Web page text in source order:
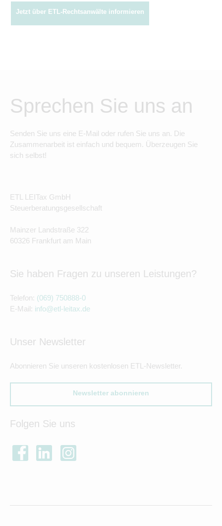
Jetzt über ETL-Rechtsanwälte informieren
Sprechen Sie uns an
Senden Sie uns eine E-Mail oder rufen Sie uns an. Die
Zusammenarbeit ist einfach und bequem. Überzeugen Sie
sich selbst!
ETL LEITax GmbH
Steuerberatungsgesellschaft
Mainzer Landstraße 322
60326 Frankfurt am Main
Sie haben Fragen zu unseren Leistungen?
Telefon: (069) 750888-0
E-Mail: info@etl-leitax.de
Unser Newsletter
Abonnieren Sie unseren kostenlosen ETL-Newsletter.
Newsletter abonnieren
Folgen Sie uns